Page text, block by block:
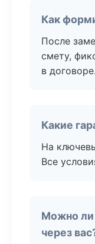
Как
После
смету,
в договоре.
Какие
На
Все
Можно ли
через